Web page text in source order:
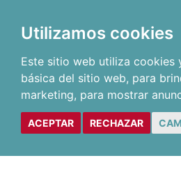
Utilizamos cookies
Este sitio web utiliza cookies
básica del sitio web, para
marketing, para mostrar
ACEPTAR RECHAZAR